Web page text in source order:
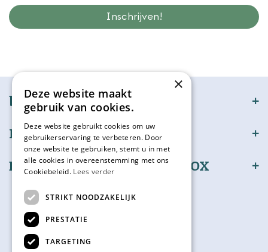
bijSTOX
Klantenservice
Bestel en betaal veilig bijSTOX
Volg ons
×
Deze website maakt
gebruik van cookies.
Deze website gebruikt cookies om uw
gebruikerservaring te verbeteren. Door
onze website te gebruiken, stemt u in met
alle cookies in overeenstemming met ons
Cookiebeleid. Lees verder
STRIKT NOODZAKELIJK
PRESTATIE
TARGETING